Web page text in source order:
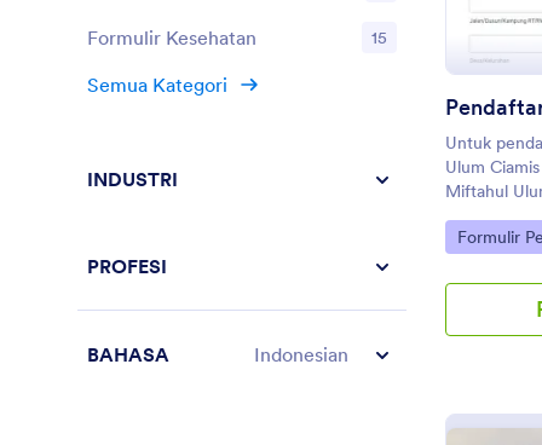
Templat ini
untuk
orang tua
Untuk
Ulum
Miftahul
Baregbeg
Go to
Formulir
Formulir Kesehatan 15
Semua Kategori
INDUSTRI
PROFESI
BAHASA Indonesian